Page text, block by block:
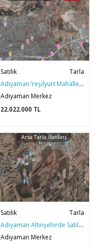
Satılık
Tarla
Adıyaman Yeşilyurt Mahallesinde Malatya Cad Güneyinde Tarla
Adıyaman Merkez
22.022.000 TL
Arsa Tarla İlanları
Satılık
Tarla
Adıyaman Altınşehirde Satılık 10 dönüm Yatırımlık Tarla
Adıyaman Merkez